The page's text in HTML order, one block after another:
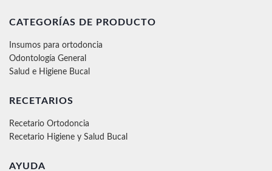
CATEGORÍAS DE PRODUCTO
Insumos para ortodoncia
Odontología General
Salud e Higiene Bucal
RECETARIOS
Recetario Ortodoncia
Recetario Higiene y Salud Bucal
AYUDA